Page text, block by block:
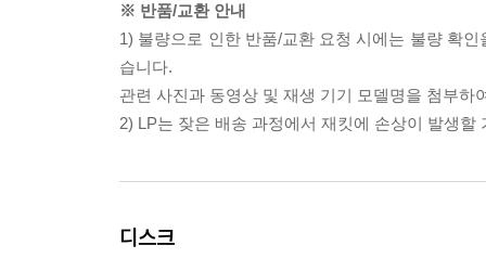
※ 반품/교환 안내
1) 불량으로 인한 반품/교환 요청 시에는 불량 확
습니다.
관련 사진과 동영상 및 재생 기기 모델명을 첨부하
2) LP는 잦은 배송 과정에서 재킷에 손상이 발생
디스크